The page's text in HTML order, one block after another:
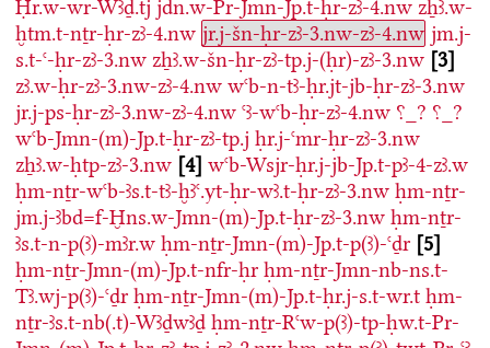
Ḥr.w-wr-Wꜣḏ.tj jdn.w-Pr-Jmn-Jp.t-ḥr-zꜣ-4.nw zẖꜣ.w-
ḫtm.t-nṯr-ḥr-zꜣ-4.nw jr.j-šn-ḥr-zꜣ-3.nw-zꜣ-4.nw jm.j-
s.t-ꜥ-ḥr-zꜣ-3.nw zẖꜣ.w-šn-ḥr-zꜣ-tp.j-(ḥr)-zꜣ-3.nw 3
zꜣ.w-ḥr-zꜣ-3.nw-zꜣ-4.nw wꜥb-n-tꜣ-ḥr.jt-jb-ḥr-zꜣ-3.nw
jr.j-ps-ḥr-zꜣ-3.nw-zꜣ-4.nw ꜥꜣ-wꜥb-ḥr-zꜣ-4.nw ⸮_? ⸮_?
wꜥb-Jmn-(m)-Jp.t-ḥr-zꜣ-tp.j ḥr.j-ꜥmr-ḥr-zꜣ-3.nw
zẖꜣ.w-ḥtp-zꜣ-3.nw 4 wꜥb-Wsjr-ḥr.j-jb-Jp.t-pꜣ-4-zꜣ.w
ḥm-nṯr-wꜥb-ꜣs.t-tꜣ-ḫꜣꜥ.yt-ḥr-wꜣ.t-ḥr-zꜣ-3.nw ḥm-nṯr-
jm.j-ꜣbd=f-Ḫns.w-Jmn-(m)-Jp.t-ḥr-zꜣ-3.nw ḥm-nṯr-
ꜣs.t-n-p(ꜣ)-mꜣr.w ḥm-nṯr-Jmn-(m)-Jp.t-p(ꜣ)-ꜥḏr 5
ḥm-nṯr-Jmn-(m)-Jp.t-nfr-ḥr ḥm-nṯr-Jmn-nb-ns.t-
Tꜣ.wj-p(ꜣ)-ꜥḏr ḥm-nṯr-Jmn-(m)-Jp.t-ḥr.j-s.t-wr.t ḥm-
nṯr-ꜣs.t-nb(.t)-Wꜣḏwꜣḏ ḥm-nṯr-Rꜥw-p(ꜣ)-tp-ḥw.t-Pr-